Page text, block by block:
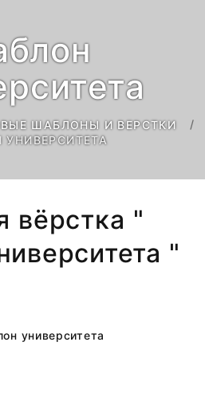
ШАБЛОНЫ И ВЕРСТКИ
вёрстка "
"